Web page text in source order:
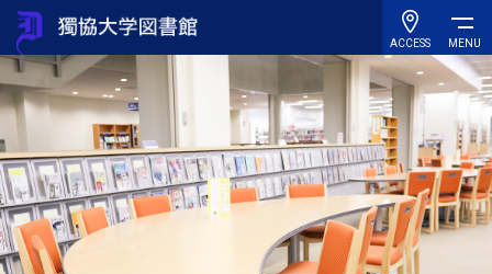
ACCESS MENU